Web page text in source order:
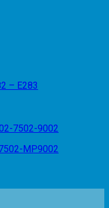
– E283
MP9002